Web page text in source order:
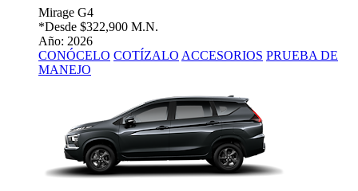
Mirage G4
*Desde $322,900 M.N.
Año: 2026
CONÓCELO COTÍZALO ACCESORIOS PRUEBA DE
MANEJO